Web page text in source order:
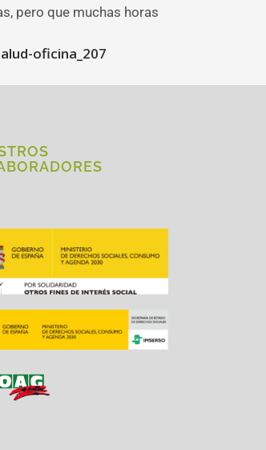
pero que muchas horas
oficina_207